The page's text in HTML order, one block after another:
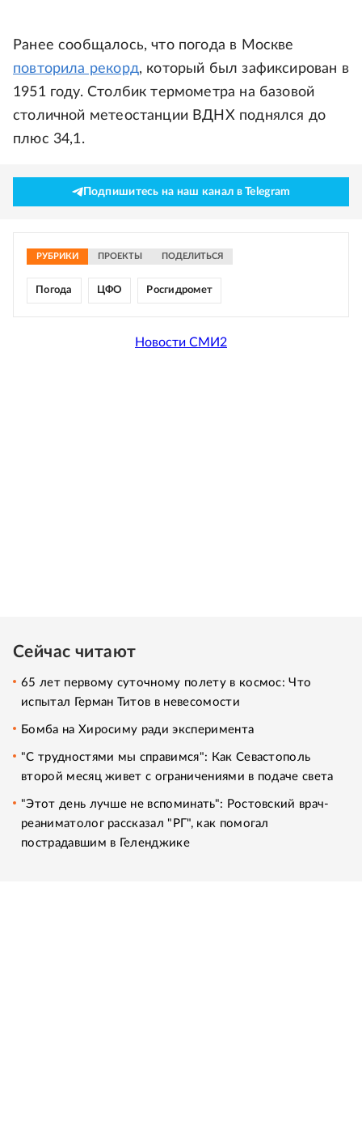
Ранее сообщалось, что погода в Москве
повторила рекорд, который был зафиксирован в
1951 году. Столбик термометра на базовой
столичной метеостанции ВДНХ поднялся до
плюс 34,1.
Подпишитесь на наш канал в Telegram
РУБРИКИ ПРОЕКТЫ ПОДЕЛИТЬСЯ
Погода ЦФО Росгидромет
Новости СМИ2
Сейчас читают
65 лет первому суточному полету в космос: Что
испытал Герман Титов в невесомости
Бомба на Хиросиму ради эксперимента
"С трудностями мы справимся": Как Севастополь
второй месяц живет с ограничениями в подаче света
"Этот день лучше не вспоминать": Ростовский врач-
реаниматолог рассказал "РГ", как помогал
пострадавшим в Геленджике